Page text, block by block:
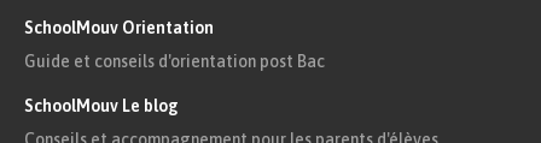
SchoolMouv Orientation
Guide et conseils d'orientation post Bac
SchoolMouv Le blog